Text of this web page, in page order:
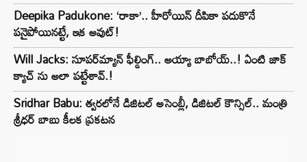
Deepika Padukone: ‘రాకా’.. హీరోయిన్ దీపికా పదుకొనే
పనైపోయినట్టే, ఇక అవుట్!
Will Jacks: సూపర్‌మ్యాన్ ఫీల్డింగ్.. అయ్యా బాబోయ్..! ఏంటి జాక్
క్యాచ్ ను అలా పట్టేశావ్.!
Sridhar Babu: త్వరలోనే డిజిటల్ అసెంబ్లీ, డిజిటల్ కౌన్సిల్.. మంత్రి
శ్రీధర్ బాబు కీలక ప్రకటన